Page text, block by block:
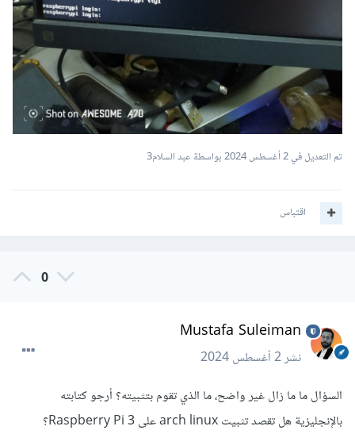
تم التعديل في2 أغسطس 2024 بواسطة عبد السلام3
اقتباس
0
Mustafa Suleiman
نشر2 أغسطس 2024
السؤال ما ما زال غير واضح، ما الذي تقوم بتثبيته؟ أرجو كتابته
بالإنجليزية هل تقصد تثبيت arch linux على Raspberry Pi 3؟